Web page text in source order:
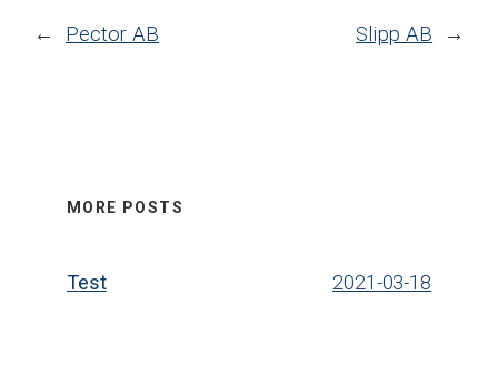
← Pector AB Slipp AB →
MORE POSTS
Test 2021-03-18